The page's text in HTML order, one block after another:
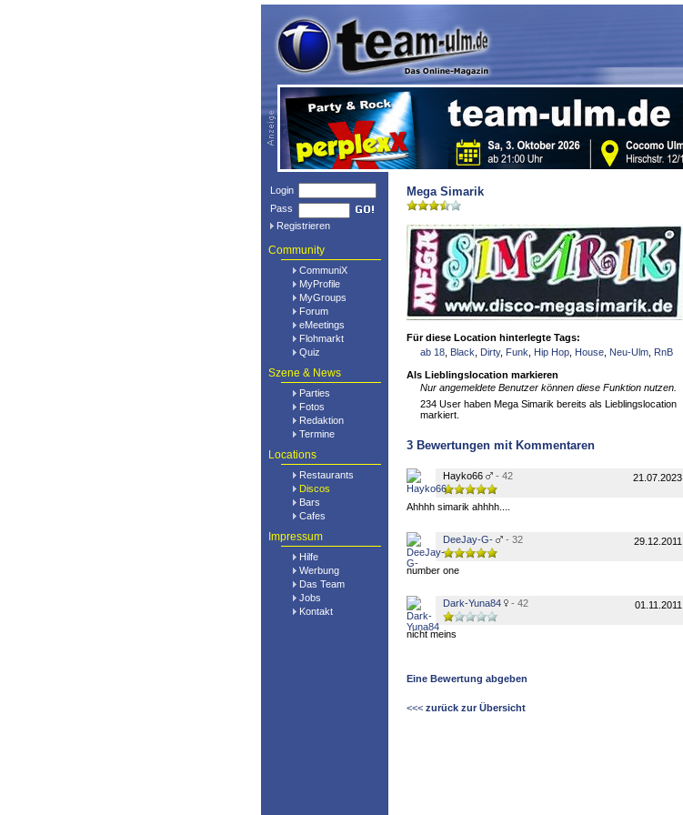
Login
Pass
Registrieren
Community
CommuniX
MyProfile
MyGroups
Forum
eMeetings
Flohmarkt
Quiz
Szene & News
Parties
Fotos
Redaktion
Termine
Locations
Restaurants
Discos
Bars
Cafes
Impressum
Hilfe
Werbung
Das Team
Jobs
Kontakt
Mega Simarik
Für diese Location hinterlegte Tags:
ab 18 Black Dirty, Funk Hip Hop House Neu-Ulm RnB
Als Lieblingslocation markieren
Nur angemeldete Benutzer können diese Funktion nutzen.
234 User haben Mega Simarik bereits als Lieblingslocation
markiert.
3 Bewertungen mit Kommentaren
Hayko66 - 42 21.07.2023
Ahhhh simarik ahhhh....
DeeJay-G- - 32 29.12.2011
number one
Dark-Yuna84 - 42 01.11.2011
nicht meins
Eine Bewertung abgeben
<<< zurück zur Übersicht